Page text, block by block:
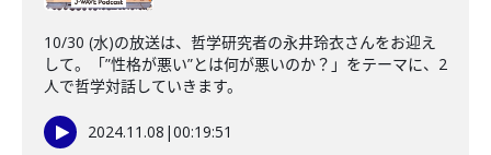
10/30 (水)の放送は、哲学研究者の永井玲衣さんをお迎え
して。「”性格が悪い”とは何が悪いのか？」をテーマに、2
人で哲学対話していきます。
2024.11.08 |00:19:51